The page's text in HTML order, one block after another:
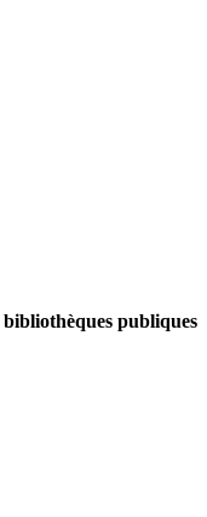
bibliothèques publiques